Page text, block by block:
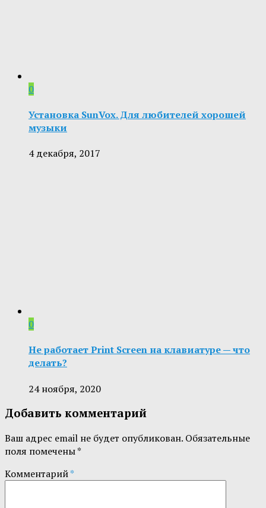
0
Установка SunVox. Для любителей хорошей
музыки
4 декабря, 2017
0
Не работает Print Screen на клавиатуре — что
делать?
24 ноября, 2020
Добавить комментарий
Ваш адрес email не будет опубликован. Обязательные
поля помечены*
Комментарий*